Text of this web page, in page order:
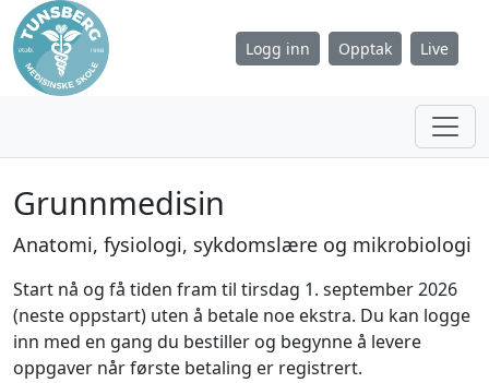
Logg inn Opptak Live
Grunnmedisin
Anatomi, fysiologi, sykdomslære og mikrobiologi
Start nå og få tiden fram til tirsdag 1. september 2026
(neste oppstart) uten å betale noe ekstra. Du kan logge
inn med en gang du bestiller og begynne å levere
oppgaver når første betaling er registrert.